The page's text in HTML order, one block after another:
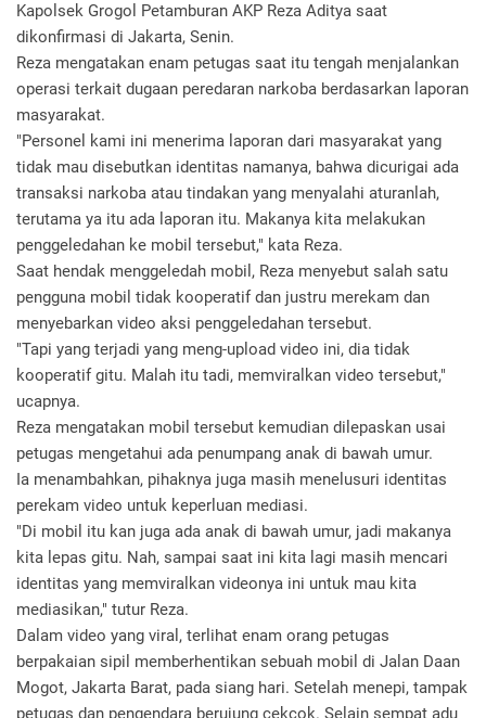
Kapolsek Grogol Petamburan AKP Reza Aditya saat
dikonfirmasi di Jakarta, Senin.
Reza mengatakan enam petugas saat itu tengah menjalankan
operasi terkait dugaan peredaran narkoba berdasarkan laporan
masyarakat.
"Personel kami ini menerima laporan dari masyarakat yang
tidak mau disebutkan identitas namanya, bahwa dicurigai ada
transaksi narkoba atau tindakan yang menyalahi aturanlah,
terutama ya itu ada laporan itu. Makanya kita melakukan
penggeledahan ke mobil tersebut," kata Reza.
Saat hendak menggeledah mobil, Reza menyebut salah satu
pengguna mobil tidak kooperatif dan justru merekam dan
menyebarkan video aksi penggeledahan tersebut.
"Tapi yang terjadi yang meng-upload video ini, dia tidak
kooperatif gitu. Malah itu tadi, memviralkan video tersebut,"
ucapnya.
Reza mengatakan mobil tersebut kemudian dilepaskan usai
petugas mengetahui ada penumpang anak di bawah umur.
Ia menambahkan, pihaknya juga masih menelusuri identitas
perekam video untuk keperluan mediasi.
"Di mobil itu kan juga ada anak di bawah umur, jadi makanya
kita lepas gitu. Nah, sampai saat ini kita lagi masih mencari
identitas yang memviralkan videonya ini untuk mau kita
mediasikan," tutur Reza.
Dalam video yang viral, terlihat enam orang petugas
berpakaian sipil memberhentikan sebuah mobil di Jalan Daan
Mogot, Jakarta Barat, pada siang hari. Setelah menepi, tampak
petugas dan pengendara berujung cekcok. Selain sempat adu